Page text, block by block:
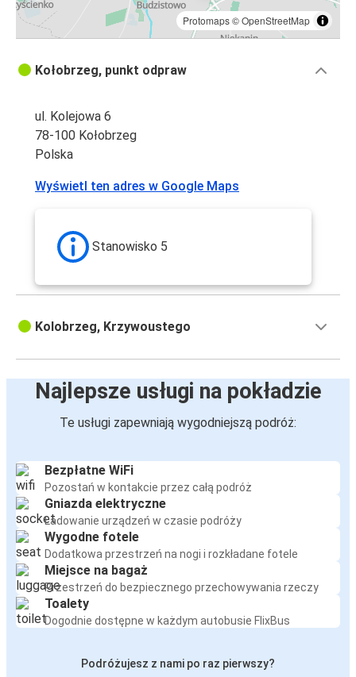
Protomaps©OpenStreetMap
Kołobrzeg, punkt odpraw
ul. Kolejowa 6
78-100 Kołobrzeg
Polska
Wyświetl ten adres w Google Maps
Stanowisko 5
Kolobrzeg, Krzywoustego
Najlepsze usługi na pokładzie
Te usługi zapewniają wygodniejszą podróż:
Bezpłatne WiFi
Pozostań w kontakcie przez całą podróż
Gniazda elektryczne
Ładowanie urządzeń w czasie podróży
Wygodne fotele
Dodatkowa przestrzeń na nogi i rozkładane fotele
Miejsce na bagaż
Przestrzeń do bezpiecznego przechowywania rzeczy
Toalety
Dogodnie dostępne w każdym autobusie FlixBus
Podróżujesz z nami po raz pierwszy?